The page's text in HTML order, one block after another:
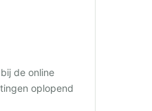
de online
oplopend